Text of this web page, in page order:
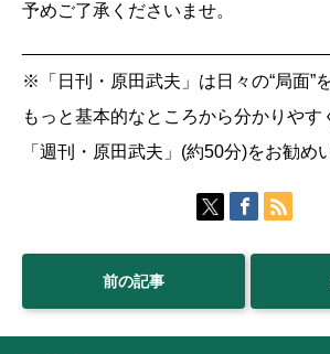
予めご了承くださいませ。
※「日刊・原田武夫」は日々の“局面”
もっと基本的なところから分かりやす
「週刊・原田武夫」(約50分)をお勧め
前の記事